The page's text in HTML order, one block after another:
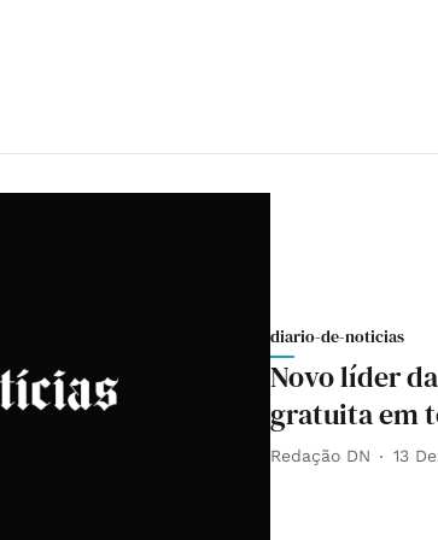
diario-de-noticias
Novo líder
gratuita em
Redação DN 13